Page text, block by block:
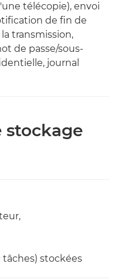
télécopie), envoi
de fin de
transmission,
de passe/sous-
journal
stockage
stockées